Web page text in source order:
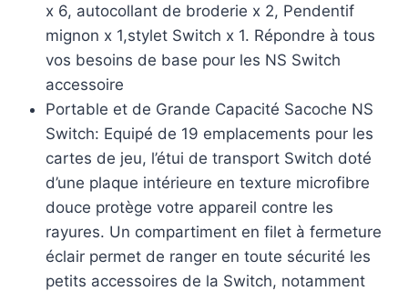
x 6, autocollant de broderie x 2, Pendentif
mignon x 1,stylet Switch x 1. Répondre à tous
vos besoins de base pour les NS Switch
accessoire
Portable et de Grande Capacité Sacoche NS
Switch: Equipé de 19 emplacements pour les
cartes de jeu, l’étui de transport Switch doté
d’une plaque intérieure en texture microfibre
douce protège votre appareil contre les
rayures. Un compartiment en filet à fermeture
éclair permet de ranger en toute sécurité les
petits accessoires de la Switch, notamment